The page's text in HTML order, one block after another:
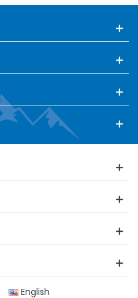
English